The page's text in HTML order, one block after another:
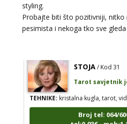
styling.
Probajte biti što pozitivniji, nitko
pesimista i nekoga tko sve
tel:0,93€ -
STOJA / Kod 31
Tarot savjetnik
TEHNIKE:kristalna kugla, tarot,
Broj tel: 064/
tel:0,93€ -